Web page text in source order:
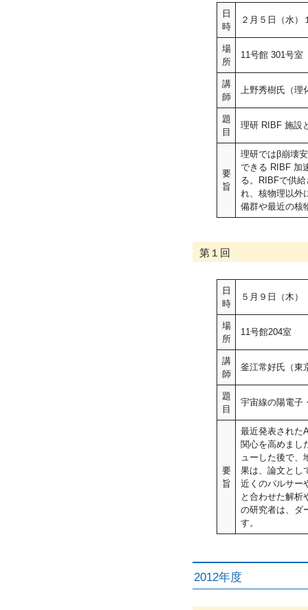
日
時
２月５日（水）
場
所
11号館 301号室
講
師
上野秀樹氏（理
題
目
理研 RIBF 施設
要
旨
理研ではβ崩壊
できる RIBF 加
る。RIBFで供
れ、核物理以外
備群や最近の核
第１回
日
時
５月９日（木）
場
所
11号館204室
講
師
釜江常好氏（東
題
目
宇宙線の陽電子
要
旨
最近発表された
関心を高めまし
ューした後で、
果は、論文とし
近くのパルサー
と合わせた解析
の研究者は、ダ
す。
2012年度